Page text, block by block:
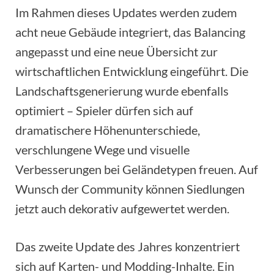
Im Rahmen dieses Updates werden zudem
acht neue Gebäude integriert, das Balancing
angepasst und eine neue Übersicht zur
wirtschaftlichen Entwicklung eingeführt. Die
Landschaftsgenerierung wurde ebenfalls
optimiert – Spieler dürfen sich auf
dramatischere Höhenunterschiede,
verschlungene Wege und visuelle
Verbesserungen bei Geländetypen freuen. Auf
Wunsch der Community können Siedlungen
jetzt auch dekorativ aufgewertet werden.
Das zweite Update des Jahres konzentriert
sich auf Karten- und Modding-Inhalte. Ein